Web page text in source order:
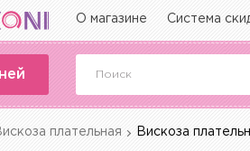
О магазине Система
плательная Вискоза